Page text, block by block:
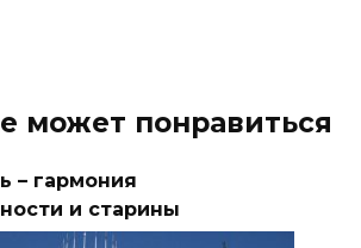
может понравиться
– гармония
и старины